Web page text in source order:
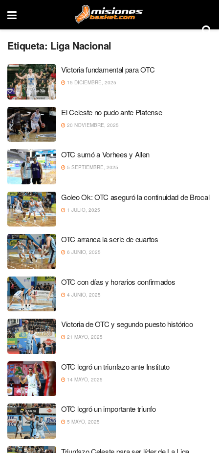
Etiqueta: Liga Nacional
Victoria fundamental para OTC
15 DICIEMBRE, 2025
El Celeste no pudo ante Platense
20 NOVIEMBRE, 2025
OTC sumó a Vorhees y Allen
5 SEPTIEMBRE, 2025
Goleo Ok: OTC aseguró la continuidad de Brocal
1 JULIO, 2025
OTC arranca la serie de cuartos
6 JUNIO, 2025
OTC con días y horarios confirmados
4 JUNIO, 2025
Victoria de OTC y segundo puesto histórico
21 MAYO, 2025
OTC logró un triunfazo ante Instituto
14 MAYO, 2025
OTC logró un importante triunfo
5 MAYO, 2025